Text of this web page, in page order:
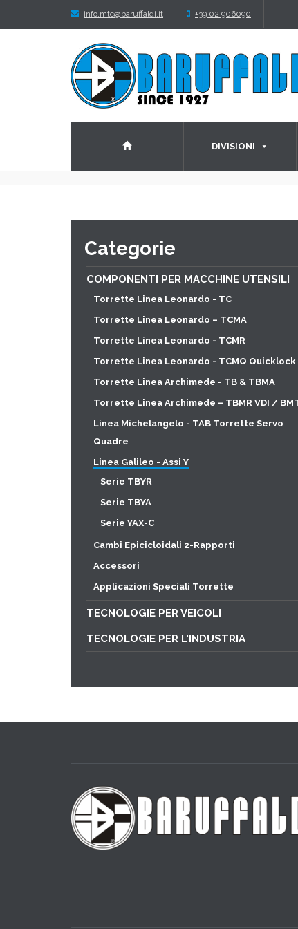
info.mtc@baruffaldi.it +39 02 906090
DIVISIONI
Categorie
COMPONENTI PER MACCHINE UTENSILI
Torrette Linea Leonardo - TC
Torrette Linea Leonardo – TCMA
Torrette Linea Leonardo - TCMR
Torrette Linea Leonardo - TCMQ Quicklock
Torrette Linea Archimede - TB & TBMA
Torrette Linea Archimede – TBMR VDI /
Linea Michelangelo - TAB Torrette Servo
Quadre
Linea Galileo - Assi Y
Serie TBYR
Serie TBYA
Serie YAX-C
Cambi Epicicloidali 2-Rapporti
Accessori
Applicazioni Speciali Torrette
TECNOLOGIE PER VEICOLI
TECNOLOGIE PER L'INDUSTRIA